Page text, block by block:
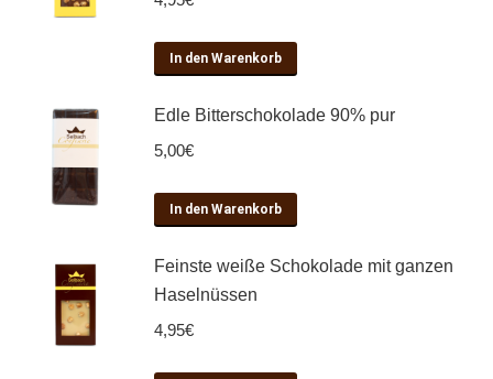
In den Warenkorb
Edle Bitterschokolade 90% pur
5,00€
In den Warenkorb
Feinste weiße Schokolade mit ganzen
Haselnüssen
4,95€